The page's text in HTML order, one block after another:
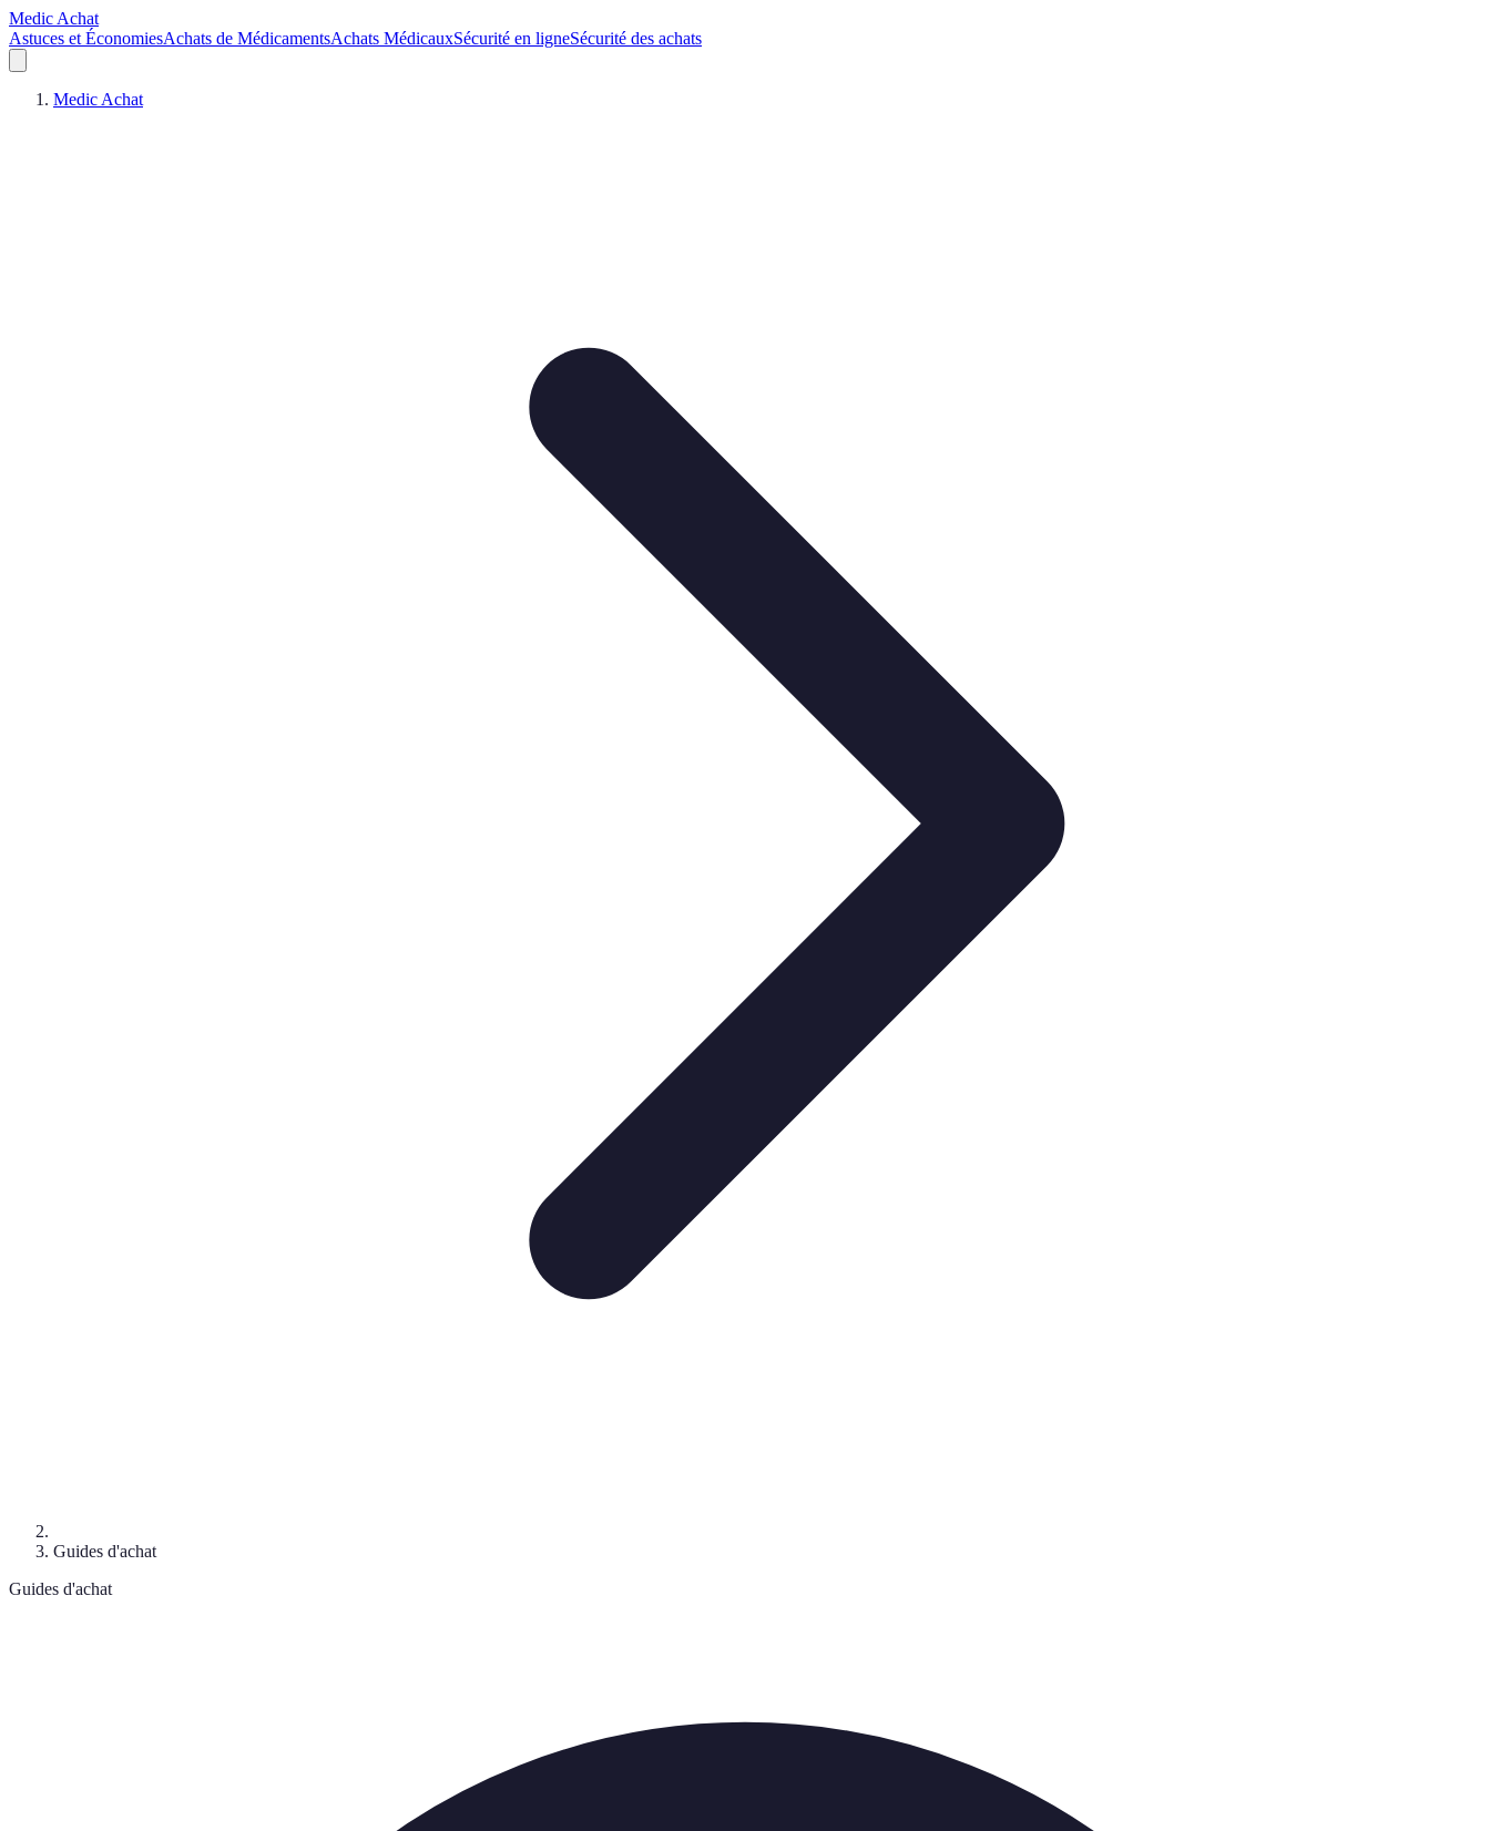
Medic Achat
Astuces et ÉconomiesAchats de MédicamentsAchats MédicauxSécurité en ligneSécurité des achats
Medic Achat
Guides d'achat
Guides d'achat